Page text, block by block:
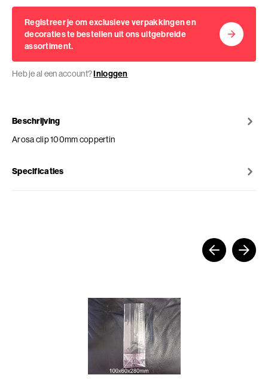
Registreer je om exclusieve verpakkingen en
decoraties te bestellen uit ons uitgebreide
assortiment.
Heb je al een account?Inloggen
Beschrijving
Arosa clip 100mm coppertin
Specificaties